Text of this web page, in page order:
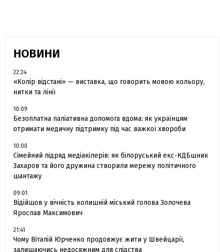
НОВИНИ
22:24
«Колір відстані» — виставка, що говорить мовою кольору,
нитки та лінії
10:09
Безоплатна паліативна допомога вдома: як українцям
отримати медичну підтримку під час важкої хвороби
10:00
Сімейний підряд медіакілерів: як білоруський екс-КДБшник
Захаров та його дружина створили мережу політичного
шантажу
09:01
Відійшов у вічність колишній міський голова Золочева
Ярослав Максимович
21:41
Чому Віталій Юрченко продовжує жити у Швейцарії,
залишаючись недосяжним для слідства